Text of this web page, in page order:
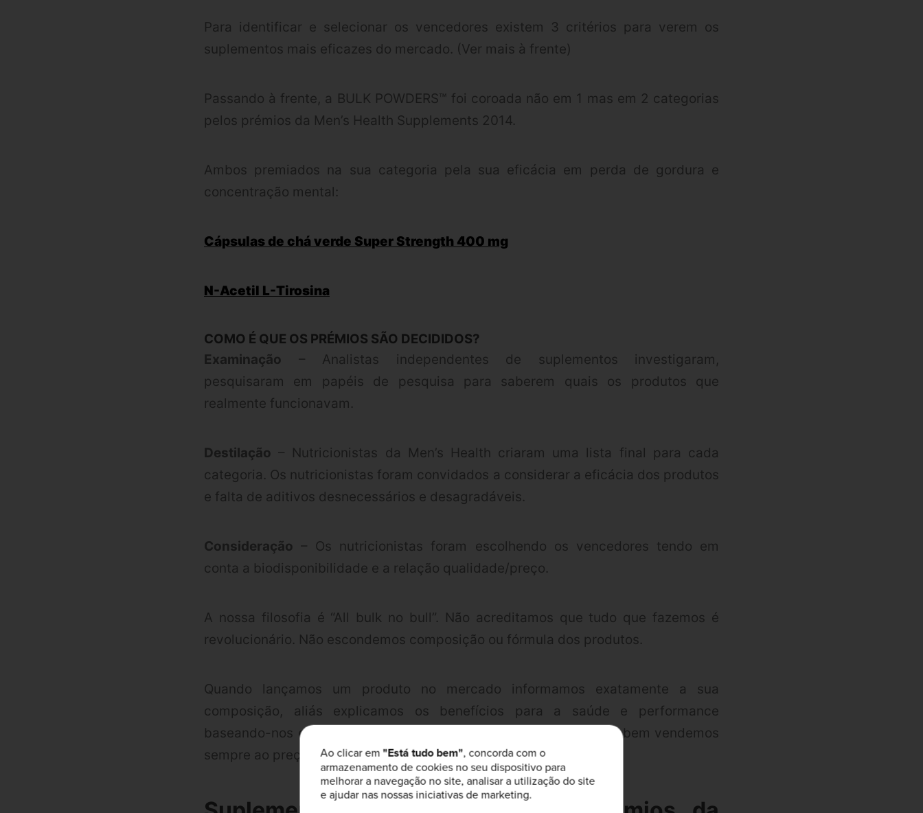
Para identificar e selecionar os vencedores existem 3 critérios para verem os
suplementos mais eficazes do mercado. (Ver mais à frente)
Passando à frente, a BULK POWDERS™ foi coroada não em 1 mas em 2 categorias
pelos prémios da Men’s Health Supplements 2014.
Ambos premiados na sua categoria pela sua eficácia em perda de gordura e
concentração mental:
Cápsulas de chá verde Super Strength 400 mg
N-Acetil L-Tirosina
COMO É QUE OS PRÉMIOS SÃO DECIDIDOS?
Examinação – Analistas independentes de suplementos investigaram,
pesquisaram em papéis de pesquisa para saberem quais os produtos que
realmente funcionavam.
Destilação – Nutricionistas da Men’s Health criaram uma lista final para cada
categoria. Os nutricionistas foram convidados a considerar a eficácia dos produtos
e falta de aditivos desnecessários e desagradáveis.
Consideração – Os nutricionistas foram escolhendo os vencedores tendo em
conta a biodisponibilidade e a relação qualidade/preço.
A nossa filosofia é “All bulk no bull”. Não acreditamos que tudo que fazemos é
revolucionário. Não escondemos composição ou fórmula dos produtos.
Quando lançamos um produto no mercado informamos exatamente a sua
composição, aliás explicamos os benefícios para a saúde e performance
baseando-nos em estudos recentes. E como os nossos clientes sabem vendemos
sempre ao preço mais baixo possível.
Ao clicar em"Está tudo bem", concorda com o
armazenamento de cookies no seu dispositivo para
melhorar a navegação no site, analisar a utilização do site
e ajudar nas nossas iniciativas de marketing.